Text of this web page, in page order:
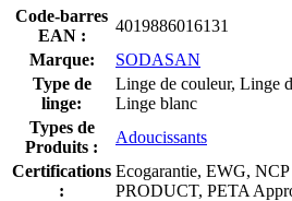
Code-barres
EAN :
4019886016131
Marque:
SODASAN
Type de
linge:
Linge de couleur, Linge
Linge blanc
Types de
Produits :
Adoucissants
Certifications
:
Ecogarantie, EWG,
PRODUCT, PETA